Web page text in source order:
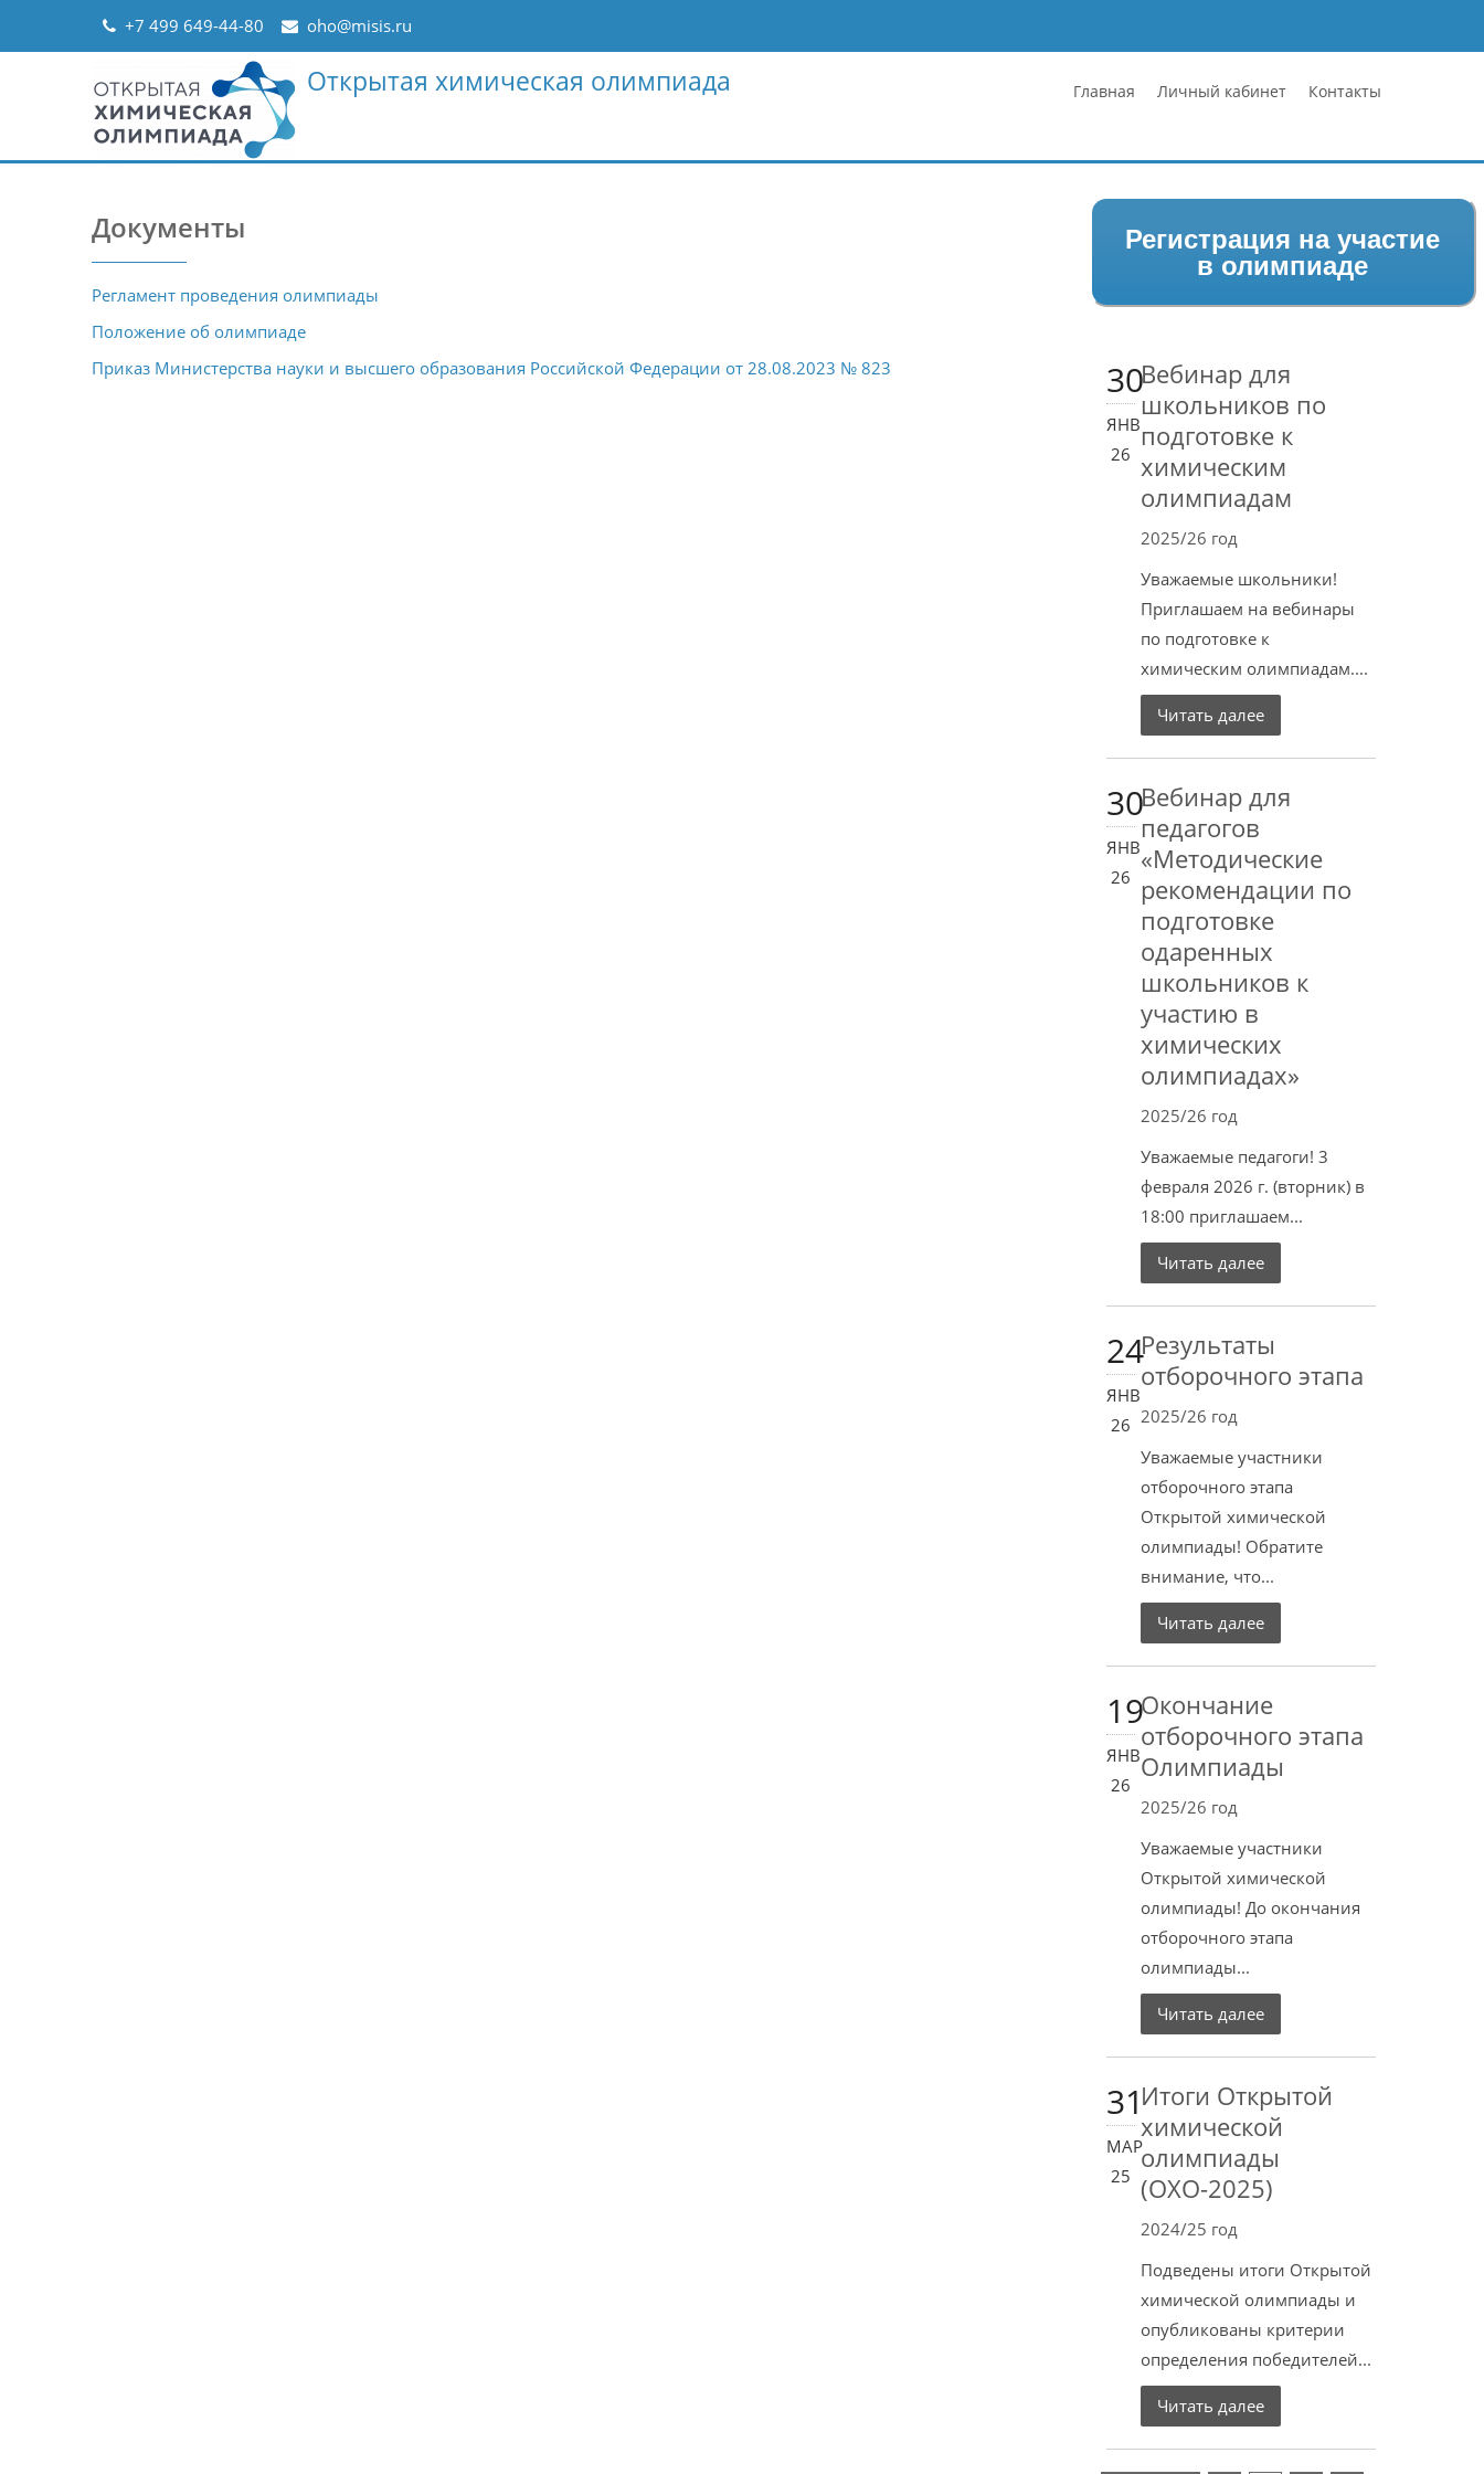
+7 499 649-44-80 oho@misis.ru
Открытая химическая олимпиада Главная Личный кабинет Контакты
Документы
Регламент проведения олимпиады
Положение об олимпиаде
Приказ Министерства науки и высшего образования Российской Федерации от 28.08.2023 № 823
Регистрация на участие
в олимпиаде
30
ЯНВ
26
Вебинар для
школьников по
подготовке к
химическим
олимпиадам
2025/26 год
Уважаемые школьники!
Приглашаем на вебинары
по подготовке к
химическим олимпиадам....
Читать далее
30
ЯНВ
26
Вебинар для
педагогов
«Методические
рекомендации по
подготовке
одаренных
школьников к
участию в
химических
олимпиадах»
2025/26 год
Уважаемые педагоги! 3
февраля 2026 г. (вторник) в
18:00 приглашаем...
Читать далее
24
ЯНВ
26
Результаты
отборочного этапа
2025/26 год
Уважаемые участники
отборочного этапа
Открытой химической
олимпиады! Обратите
внимание, что...
Читать далее
19
ЯНВ
26
Окончание
отборочного этапа
Олимпиады
2025/26 год
Уважаемые участники
Открытой химической
олимпиады! До окончания
отборочного этапа
олимпиады...
Читать далее
31
МАР
25
Итоги Открытой
химической
олимпиады
(ОХО-2025)
2024/25 год
Подведены итоги Открытой
химической олимпиады и
опубликованы критерии
определения победителей...
Читать далее